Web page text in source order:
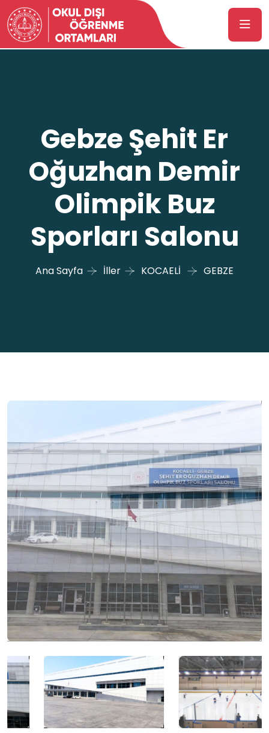
Gebze Şehit Er
Oğuzhan Demir
Olimpik Buz
Sporları Salonu
Ana Sayfa İller KOCAELİ GEBZE